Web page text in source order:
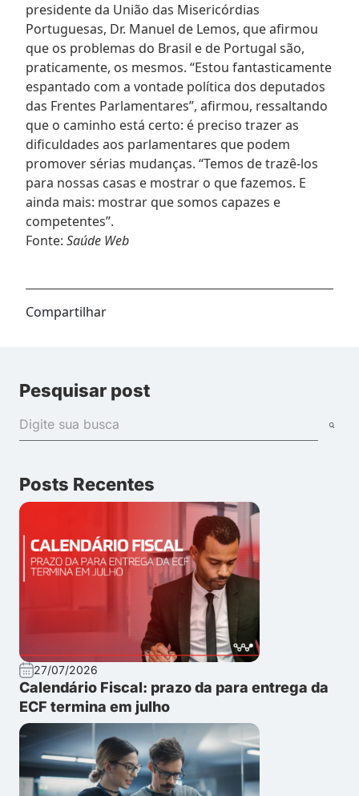
presidente da União das Misericórdias
Portuguesas, Dr. Manuel de Lemos, que afirmou
que os problemas do Brasil e de Portugal são,
praticamente, os mesmos. “Estou fantasticamente
espantado com a vontade política dos deputados
das Frentes Parlamentares”, afirmou, ressaltando
que o caminho está certo: é preciso trazer as
dificuldades aos parlamentares que podem
promover sérias mudanças. “Temos de trazê-los
para nossas casas e mostrar o que fazemos. E
ainda mais: mostrar que somos capazes e
competentes”.
Fonte: Saúde Web
Compartilhar
Pesquisar post
Posts Recentes
27/07/2026
Calendário Fiscal: prazo da para entrega da
ECF termina em julho